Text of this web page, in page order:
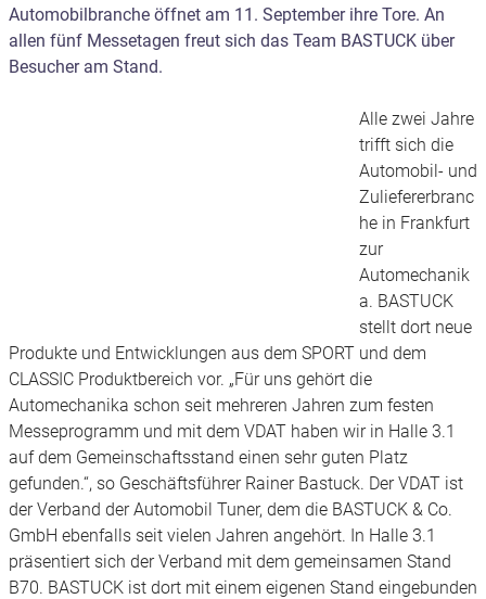
Automobilbranche öffnet am 11. September ihre Tore. An
allen fünf Messetagen freut sich das Team BASTUCK über
Besucher am Stand.
Alle zwei Jahre
trifft sich die
Automobil- und
Zuliefererbranc
he in Frankfurt
zur
Automechanik
a. BASTUCK
stellt dort neue
Produkte und Entwicklungen aus dem SPORT und dem
CLASSIC Produktbereich vor. „Für uns gehört die
Automechanika schon seit mehreren Jahren zum festen
Messeprogramm und mit dem VDAT haben wir in Halle 3.1
auf dem Gemeinschaftsstand einen sehr guten Platz
gefunden.“, so Geschäftsführer Rainer Bastuck. Der VDAT ist
der Verband der Automobil Tuner, dem die BASTUCK & Co.
GmbH ebenfalls seit vielen Jahren angehört. In Halle 3.1
präsentiert sich der Verband mit dem gemeinsamen Stand
B70. BASTUCK ist dort mit einem eigenen Stand eingebunden